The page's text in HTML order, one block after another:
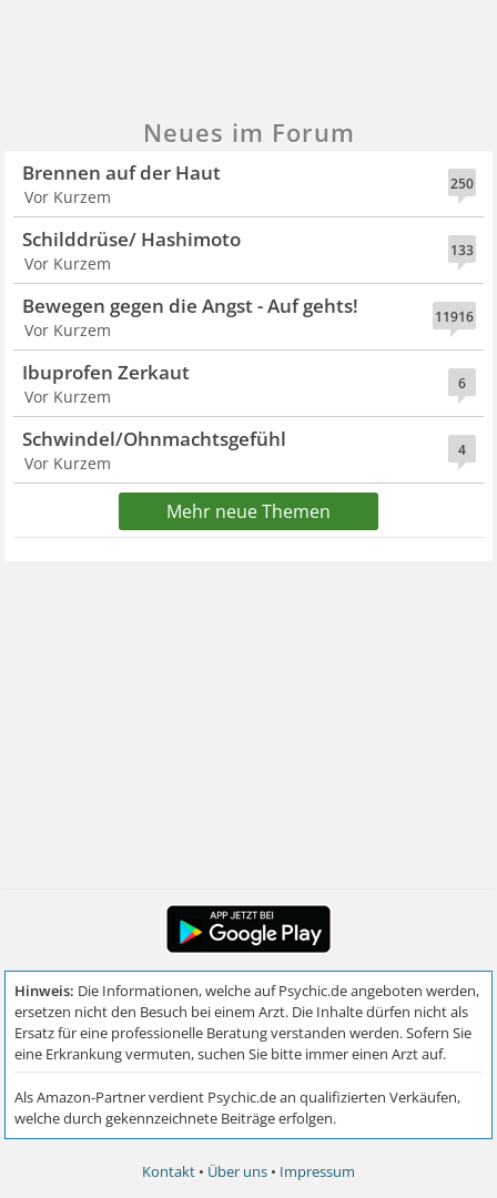
Neues im Forum
250
Brennen auf der Haut
Vor Kurzem
133
Schilddrüse/ Hashimoto
Vor Kurzem
11916
Bewegen gegen die Angst - Auf gehts!
Vor Kurzem
6
Ibuprofen Zerkaut
Vor Kurzem
4
Schwindel/Ohnmachtsgefühl
Vor Kurzem
Mehr neue Themen
Kontakt • Über uns • Impressum